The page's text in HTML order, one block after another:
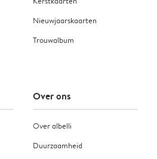
Nieuwjaarskaarten
Trouwalbum
Over ons
Over albelli
Duurzaamheid